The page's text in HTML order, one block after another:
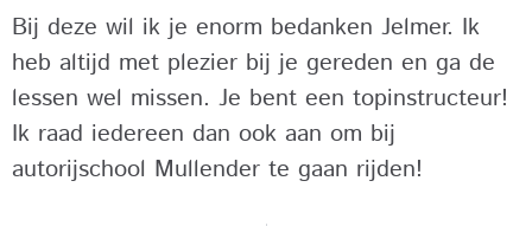
Bij deze wil ik je enorm bedanken Jelmer. Ik
heb altijd met plezier bij je gereden en ga de
lessen wel missen. Je bent een topinstructeur!
Ik raad iedereen dan ook aan om bij
autorijschool Mullender te gaan rijden!